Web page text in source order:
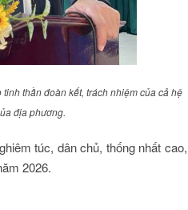
thần đoàn kết, trách nhiệm của cả hệ
địa phương.
túc, dân chủ, thống nhất cao,
2026.